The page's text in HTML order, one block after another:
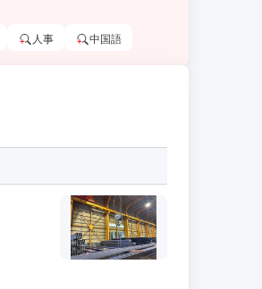
人事 中国語